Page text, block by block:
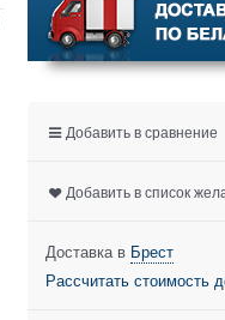
Добавить в сравнение
Добавить в список
Доставка в Брест
Рассчитать стоимость